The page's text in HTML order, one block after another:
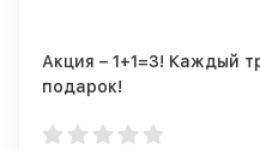
Акция – 1+1=3! Каждый
подарок!